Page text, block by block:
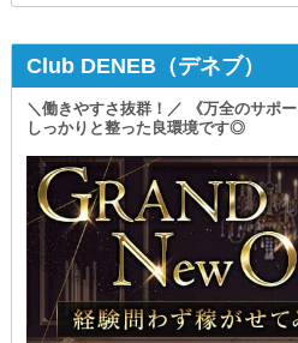
Club DENEB（デネブ）
＼働きやすさ抜群！／ 《万全のサポ
しっかりと整った良環境です◎